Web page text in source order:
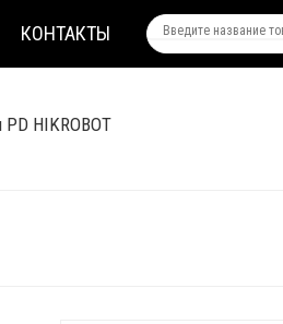
КОНТАКТЫ
HIKROBOT